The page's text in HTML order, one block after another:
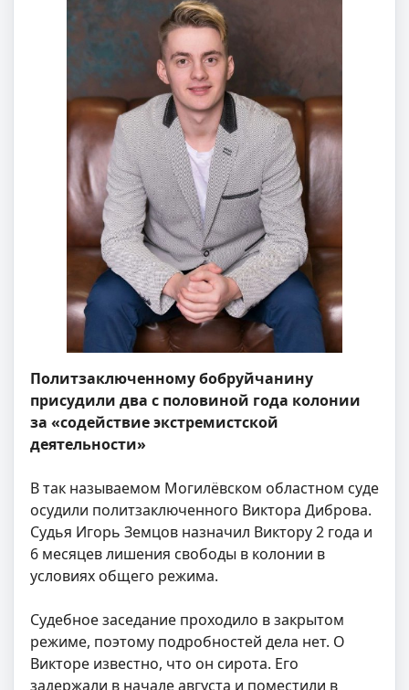
Политзаключенному бобруйчанину
присудили два с половиной года колонии
за «содействие экстремистской
деятельности»
В так называемом Могилёвском областном суде
осудили политзаключенного Виктора Диброва.
Судья Игорь Земцов назначил Виктору 2 года и
6 месяцев лишения свободы в колонии в
условиях общего режима.
Судебное заседание проходило в закрытом
режиме, поэтому подробностей дела нет. О
Викторе известно, что он сирота. Его
задержали в начале августа и поместили в